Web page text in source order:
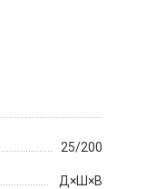
25/200
Д×Ш×В